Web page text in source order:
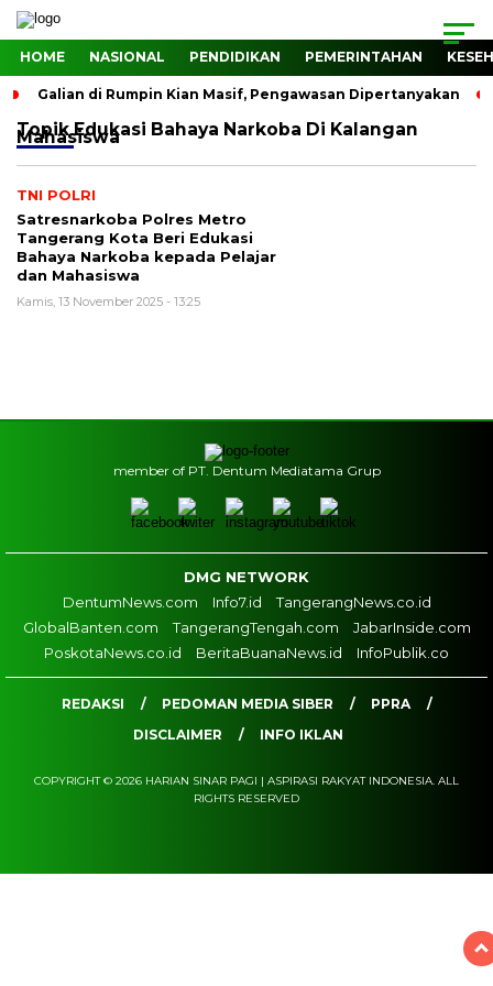
HOME NASIONAL PENDIDIKAN PEMERINTAHAN
Galian di Rumpin Kian Masif, Pengawasan Dipertanyakan
TopikEdukasi Bahaya Narkoba Di Kalangan
Mahasiswa
TNI POLRI
Satresnarkoba Polres Metro
Tangerang Kota Beri Edukasi
Bahaya Narkoba kepada Pelajar
dan Mahasiswa
Kamis, 13 November 2025 - 13:25
member of PT. Dentum Mediatama Grup
DMG NETWORK
DentumNews.com
Info7.id
TangerangNews.co.id
GlobalBanten.com
TangerangTengah.com
JabarInside.com
PoskotaNews.co.id
BeritaBuanaNews.id InfoPublik.co
REDAKSI PEDOMAN MEDIA SIBER
PPRA
DISCLAIMER
INFO IKLAN
COPYRIGHT © 2026 HARIAN SINAR PAGI | ASPIRASI RAKYAT INDONESIA. ALL
RIGHTS RESERVED